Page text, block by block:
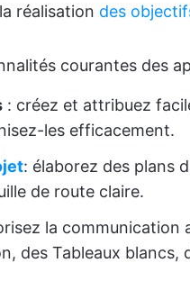
réalisation des
courantes des
: créez et attribuez
les efficacement.
: élaborez des plans
de route claire.
la communication
des Tableaux